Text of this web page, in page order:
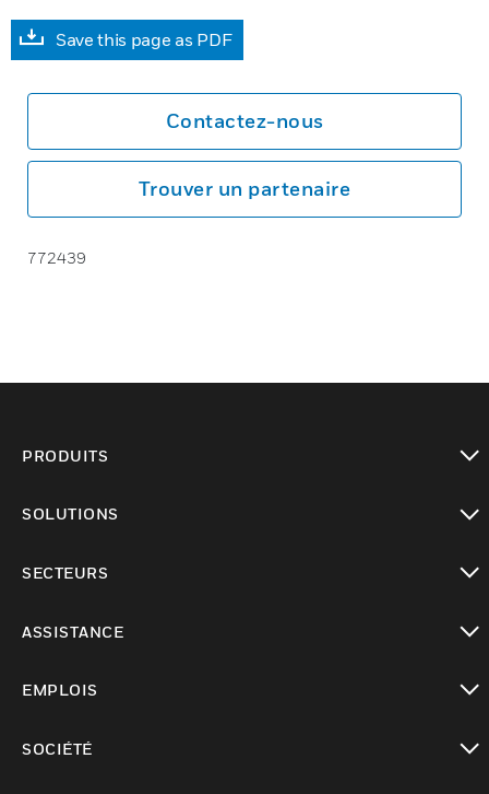
Save this page as PDF
Contactez-nous
Trouver un partenaire
772439
PRODUITS
SOLUTIONS
SECTEURS
ASSISTANCE
EMPLOIS
SOCIÉTÉ